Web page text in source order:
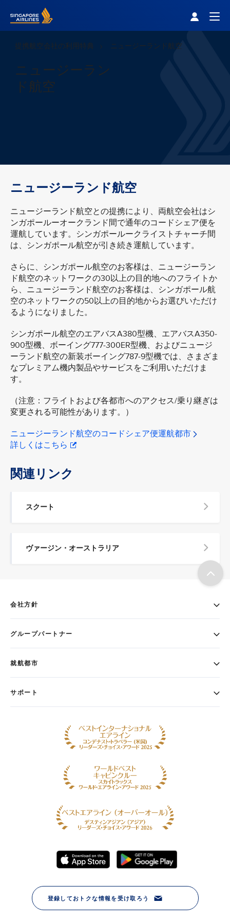
提携航空会社の利用特典 ニュージーランド航空
ニュージーラン
ド航空
ニュージーランド航空
ニュージーランド航空との提携により、両航空会社はシ
ンガポールーオークランド間で通年のコードシェア便を
運航しています。シンガポールークライストチャーチ間
は、シンガポール航空が引き続き運航しています。
さらに、シンガポール航空のお客様は、ニュージーラン
ド航空のネットワークの30以上の目的地へのフライトか
ら、ニュージーランド航空のお客様は、シンガポール航
空のネットワークの50以上の目的地からお選びいただけ
るようになりました。
シンガポール航空のエアバスA380型機、エアバスA350-
900型機、ボーイング777-300ER型機、およびニュージ
ーランド航空の新装ボーイング787-9型機では、さまざま
なプレミアム機内製品やサービスをご利用いただけま
す。
（注意：フライトおよび各都市へのアクセス/乗り継ぎは
変更される可能性があります。）
ニュージーランド航空のコードシェア便運航都市
詳しくはこちら
関連リンク
スクート
ヴァージン・オーストラリア